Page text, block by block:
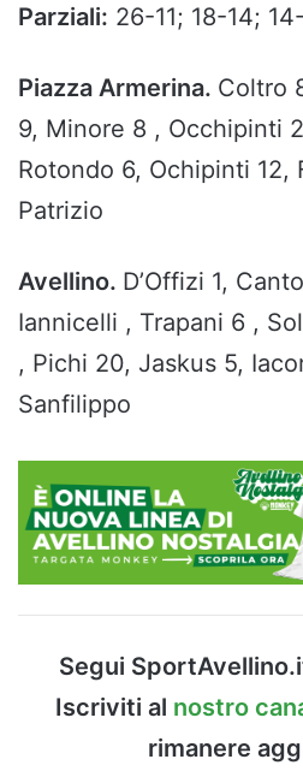
Parziali: 26-11; 18-14;
Piazza Armerina. Coltro
9, Minore 8 , Occhipinti
Rotondo 6, Ochipinti 12,
Patrizio
Avellino. D’Offizi 1,
Iannicelli , Trapani 6 ,
, Pichi 20, Jaskus 5,
Sanfilippo
Segui
Iscriviti al nostro
rimanere